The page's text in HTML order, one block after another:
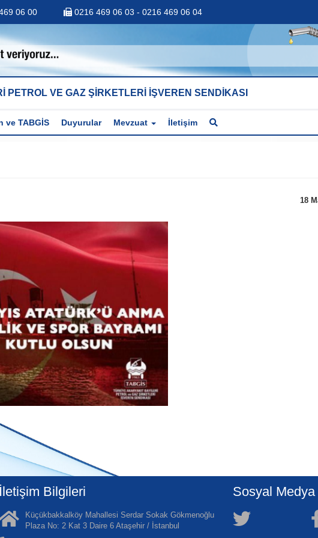
06 00 0216 469 06 03 - 0216 469 06 04
PETROL VE GAZ ŞİRKETLERİ İŞVEREN SENDİKASI
ve TABGİS Duyurular Mevzuat İletişim
18
İletişim Bilgileri
Küçükbakkalköy Mahallesi Serdar Sokak Gökmenoğlu
Plaza No: 2 Kat 3 Daire 6 Ataşehir / İstanbul
Sosyal Medya